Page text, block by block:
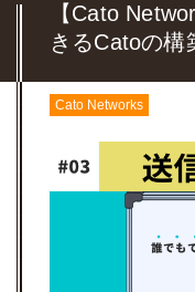
【Cato
きるCatoの
Cato Networks